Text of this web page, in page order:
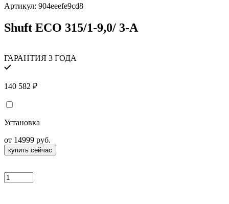
Артикул: 904eeefe9cd8
Shuft ECO 315/1-9,0/ 3-A
ГАРАНТИЯ 3 ГОДА
140 582 ₽
Установка
от 14999 руб.
купить сейчас